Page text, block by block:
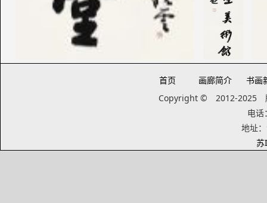
首页 画廊简介
书画
Copyright © 2012-2025
电话
地址
苏